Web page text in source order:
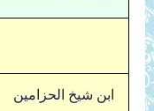
ابن شيخ الحزامين